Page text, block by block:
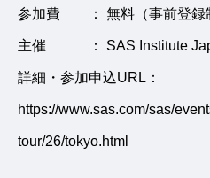
参加費 ： 無料（事前登録
主催 ： SAS Institute
詳細・参加申込URL：
https://www.sas.com/sas/
tour/26/tokyo.html